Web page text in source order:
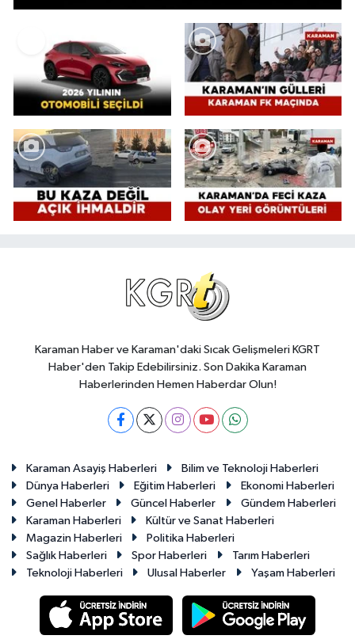
Karaman Haber ve Karaman'daki Sıcak Gelişmeleri KGRT
Haber'den Takip Edebilirsiniz. Son Dakika Karaman
Haberlerinden Hemen Haberdar Olun!
Karaman Asayiş Haberleri
Bilim ve Teknoloji Haberleri
Dünya Haberleri
Eğitim Haberleri
Ekonomi Haberleri
Genel Haberler
Güncel Haberler
Gündem Haberleri
Karaman Haberleri
Kültür ve Sanat Haberleri
Magazin Haberleri
Politika Haberleri
Sağlık Haberleri
Spor Haberleri
Tarım Haberleri
Teknoloji Haberleri
Ulusal Haberler Yaşam Haberleri